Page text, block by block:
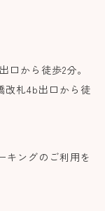
口から徒歩2分。
札4b出口から徒
キングのご利用を